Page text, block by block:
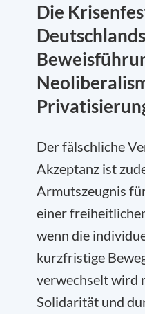
Die
Der fälschliche
Akzeptanz ist
Armutszeugnis
einer
wenn die
kurzfristige
verwechselt wird
Solidarität und